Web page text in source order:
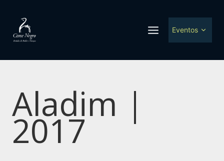
conteúdo
Eventos
menu
Aladim |
2017